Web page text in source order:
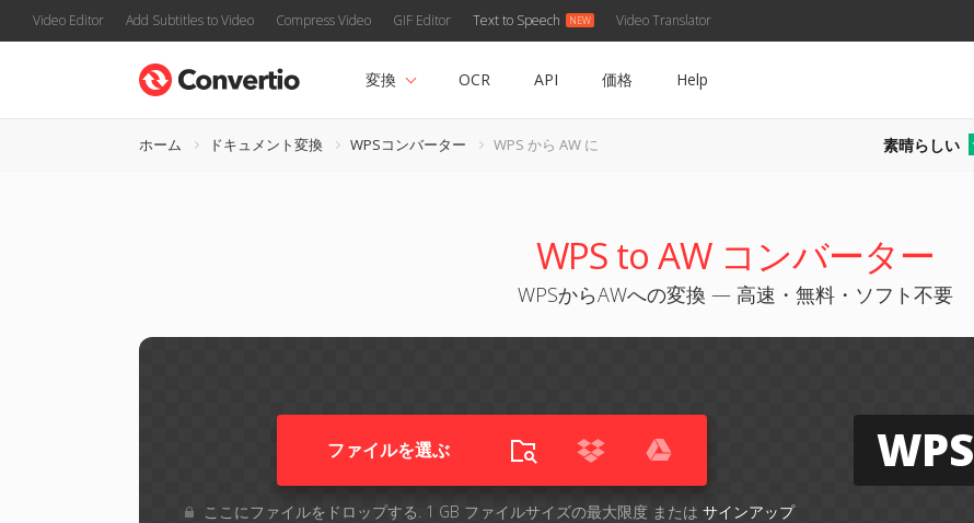
Video Editor Add Subtitles to Video Compress Video GIF Editor Text to Speech Video Translator
変換 OCR API 価格 Help
ホーム ドキュメント変換 WPSコンバーター WPS から AW に 素晴らしい
WPS to AW コンバーター
WPSからAWへの変換 — 高速・無料・ソフト不要
ファイルを選ぶ
ここにファイルをドロップする. 1 GB ファイルサイズの最大限度 または サインアップ
WPS